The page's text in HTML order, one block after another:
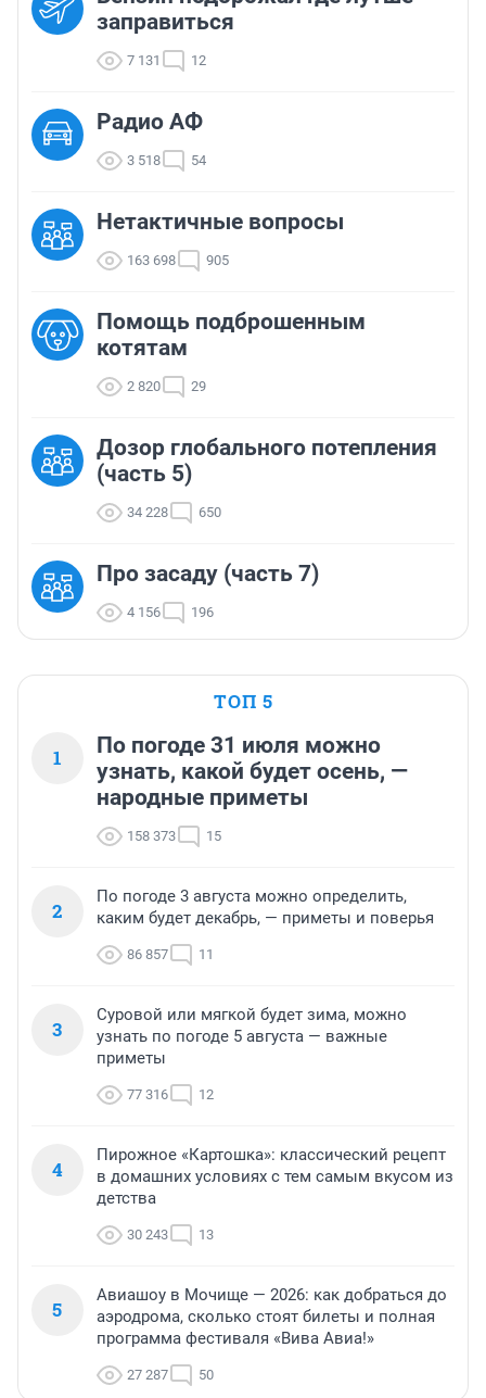
заправиться
7 131 12
Радио АФ
3 518 54
Нетактичные вопросы
163 698 905
Помощь подброшенным
котятам
2 820 29
Дозор глобального потепления
(часть 5)
34 228 650
Про засаду (часть 7)
4 156 196
ТОП 5
1
По погоде 31 июля можно
узнать, какой будет осень, —
народные приметы
158 373 15
2
По погоде 3 августа можно определить,
каким будет декабрь, — приметы и поверья
86 857 11
3
Суровой или мягкой будет зима, можно
узнать по погоде 5 августа — важные
приметы
77 316 12
4
Пирожное «Картошка»: классический рецепт
в домашних условиях с тем самым вкусом из
детства
30 243 13
5
Авиашоу в Мочище — 2026: как добраться до
аэродрома, сколько стоят билеты и полная
программа фестиваля «Вива Авиа!»
27 287 50